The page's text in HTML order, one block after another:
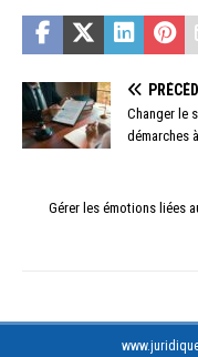
Changer le
démarches
Gérer les émotions liées